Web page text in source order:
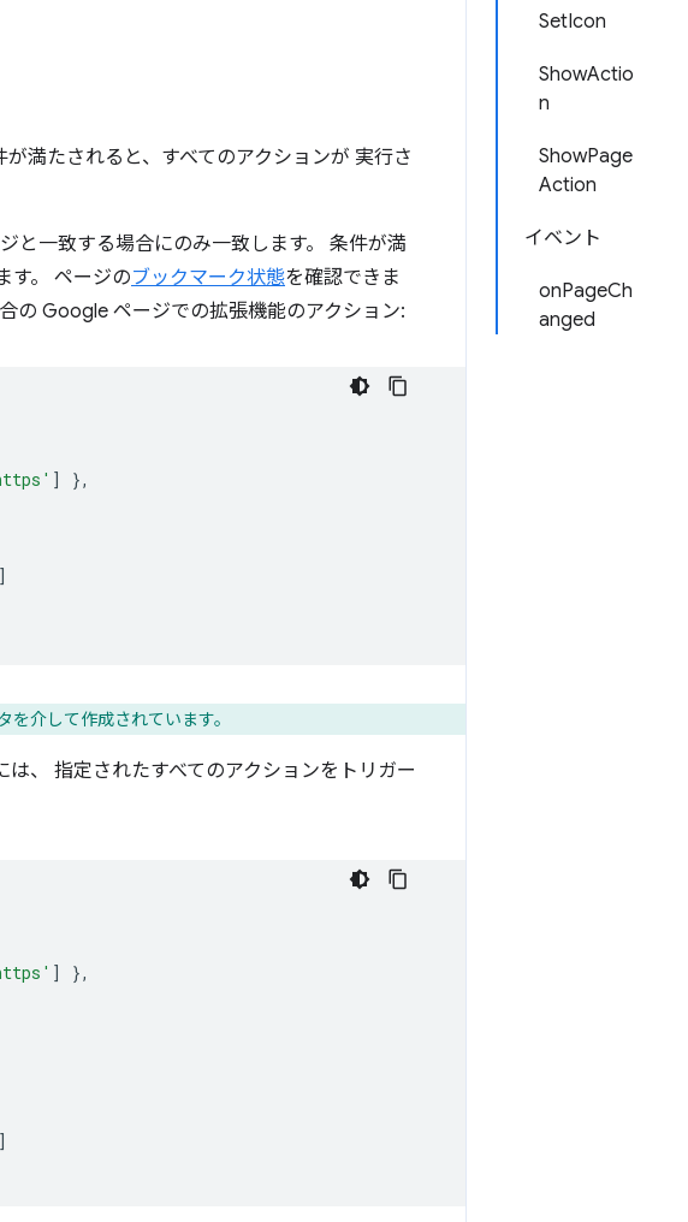
SetIcon
ShowActio
n
ShowPage
Action
イベント
onPageCh
anged
満たされると、すべてのアクションが 実行さ
と一致する場合にのみ一致します。 条件が満
す。 ページのブックマーク状態を確認できま
の Google ページでの拡張機能のアクション:
]
},
]
介して作成されています。
、 指定されたすべてのアクションをトリガー
]
},
]